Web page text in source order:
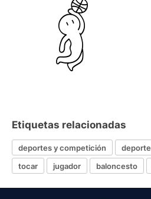
Etiquetas relacionadas
deportes y competición deporte
tocar
jugador baloncesto